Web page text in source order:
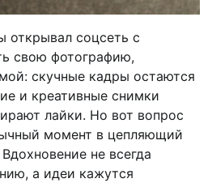
соцсеть с
свою фотографию,
скучные кадры остаются
и креативные снимки
лайки. Но вот вопрос
момент в цепляющий
не всегда
а идеи кажутся